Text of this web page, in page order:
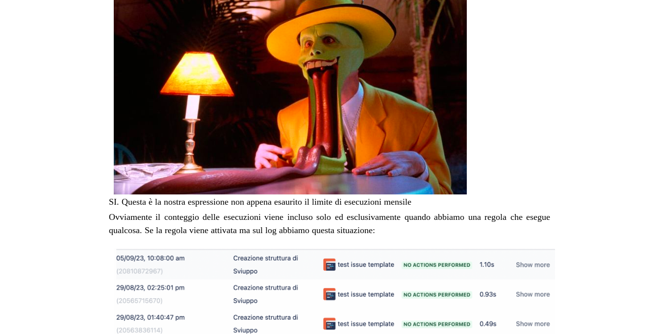
SI. Questa è la nostra espressione non appena esaurito il limite di esecuzioni mensile
Ovviamente il conteggio delle esecuzioni viene incluso solo ed esclusivamente quando abbiamo una regola che esegue
qualcosa. Se la regola viene attivata ma sul log abbiamo questa situazione: